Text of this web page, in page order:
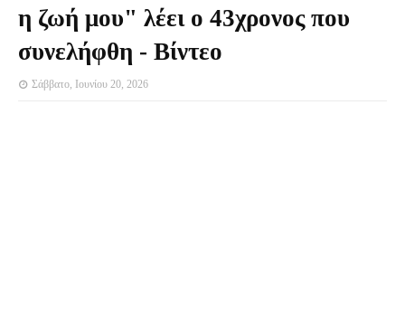
η ζωή μου" λέει ο 43χρονος που
συνελήφθη - Βίντεο
Σάββατο, Ιουνίου 20, 2026